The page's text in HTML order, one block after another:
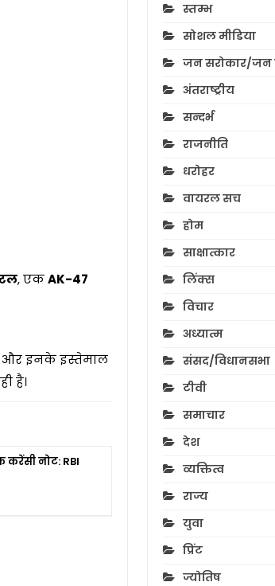
, एकAK-47
और इनके इस्तेमाल
है।
करेंसी नोट: RBI
स्तम्भ
सोशल मीडिया
जन सरोकार/जन
अंतराष्ट्रीय
सन्दर्भ
राजनीति
धरोहर
वायरल सच
होम
साक्षात्कार
लिंक्स
विचार
अध्यात्म
संसद/विधानसभा
टीवी
समाचार
देश
व्यक्तित्व
राज्य
युवा
प्रिंट
ज्योतिष